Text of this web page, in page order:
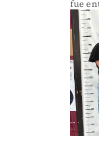
fue
sus